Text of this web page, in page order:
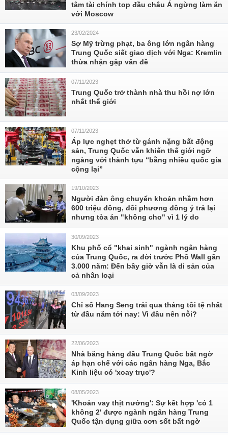
tâm tài chính top đầu châu Á ngừng làm ăn
với Moscow
23/02/2024
Sợ Mỹ trừng phạt, ba ông lớn ngân hàng
Trung Quốc siết giao dịch với Nga: Kremlin
thừa nhận gặp vấn đề
07/11/2023
Trung Quốc trở thành nhà thu hồi nợ lớn
nhất thế giới
07/11/2023
Áp lực nghẹt thở từ gánh nặng bất động
sản, Trung Quốc vẫn khiến thế giới ngỡ
ngàng với thành tựu “bằng nhiều quốc gia
cộng lại”
19/10/2023
Người đàn ông chuyển khoản nhầm hơn
600 triệu đồng, đối phương đồng ý trả lại
nhưng tòa án "không cho" vì 1 lý do
30/09/2023
Khu phố cổ "khai sinh" ngành ngân hàng
của Trung Quốc, ra đời trước Phố Wall gần
3.000 năm: Đến bây giờ vẫn là di sản của
cả nhân loại
03/09/2023
Chỉ số Hang Seng trải qua tháng tồi tệ nhất
từ đầu năm tới nay: Vì đâu nên nỗi?
22/06/2023
Nhà băng hàng đầu Trung Quốc bất ngờ
áp hạn chế với các ngân hàng Nga, Bắc
Kinh liệu có 'xoay trục'?
08/05/2023
'Khoản vay thịt nướng': Sự kết hợp 'có 1
không 2' được ngành ngân hàng Trung
Quốc tận dụng giữa cơn sốt bất ngờ